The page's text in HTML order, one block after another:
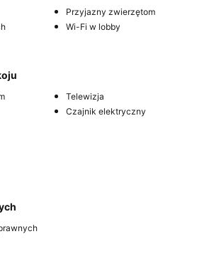
Przyjazny zwierzętom
Wi-Fi w lobby
Telewizja
Czajnik elektryczny